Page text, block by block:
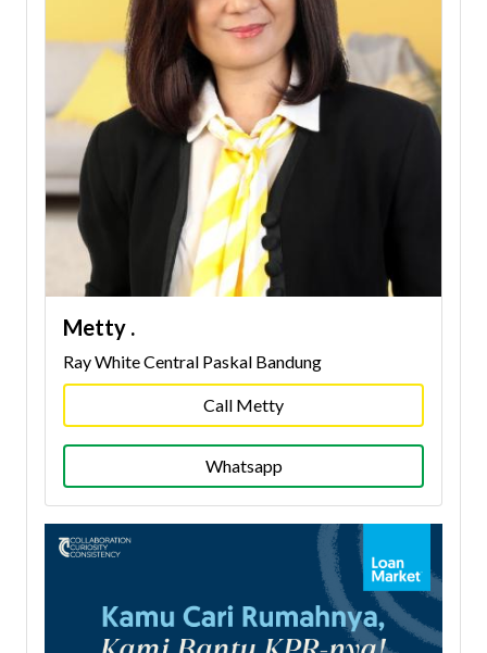
Metty .
Ray White Central Paskal Bandung
Call Metty
Whatsapp